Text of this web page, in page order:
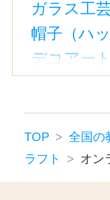
ガラス工
帽子（ハ
デコアー
ジュエリ
ビーズア
工芸・も
TOP 全国の
ラフト
オン